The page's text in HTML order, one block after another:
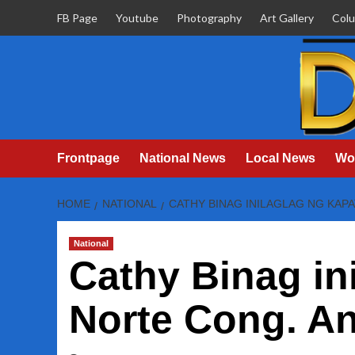
FB Page Youtube Photography Art Gallery
Frontpage National News Local News
HOME NATIONAL CATHY BINAG INILAGLAG NG
National
Cathy Binag
Norte Cong.